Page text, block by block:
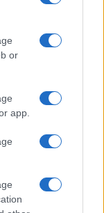
or
app.
ideig,
örökös
kell említeni
a Magyar
szerkesztése